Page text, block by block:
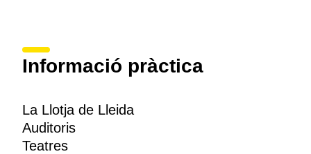
Informació pràctica
La Llotja de Lleida
Auditoris
Teatres